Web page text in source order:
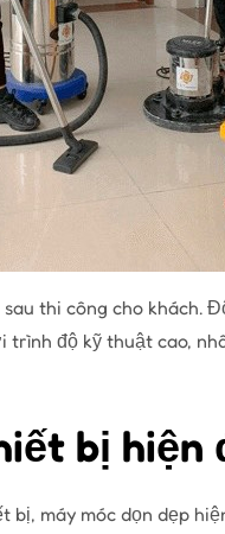
thi công cho khách.
độ kỹ thuật cao,
bị hiện
bị, máy móc dọn dẹp